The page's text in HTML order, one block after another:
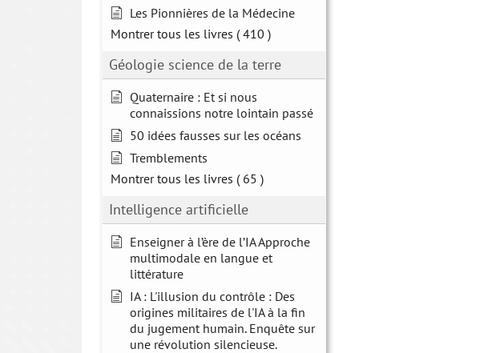
Les Pionnières de la Médecine
Montrer tous les livres ( 410 )
Géologie science de la terre
Quaternaire : Et si nous
connaissions notre lointain passé
50 idées fausses sur les océans
Tremblements
Montrer tous les livres ( 65 )
Intelligence artificielle
Enseigner à l’ère de l’IA Approche
multimodale en langue et
littérature
IA : L'illusion du contrôle : Des
origines militaires de l'IA à la fin
du jugement humain. Enquête sur
une révolution silencieuse.